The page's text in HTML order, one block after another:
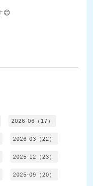
😊
2026-06（17）
2026-03（22）
2025-12（23）
2025-09（20）